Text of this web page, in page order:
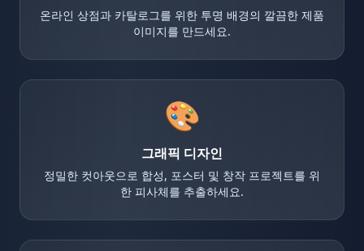
온라인 상점과 카탈로그를 위한 투명 배경의 깔끔한 제품
이미지를 만드세요.
🎨
그래픽 디자인
정밀한 컷아웃으로 합성, 포스터 및 창작 프로젝트를 위
한 피사체를 추출하세요.